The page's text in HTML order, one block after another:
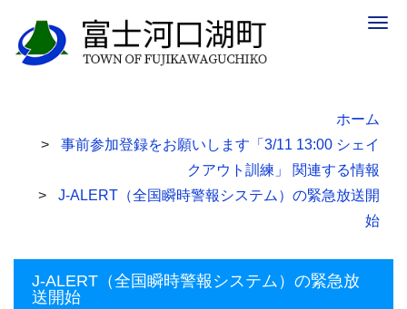
ホーム
事前参加登録をお願いします「3/11 13:00 シェイ
クアウト訓練」 関連する情報
J-ALERT（全国瞬時警報システム）の緊急放送開
始
J-ALERT（全国瞬時警報システム）の緊急放
送開始